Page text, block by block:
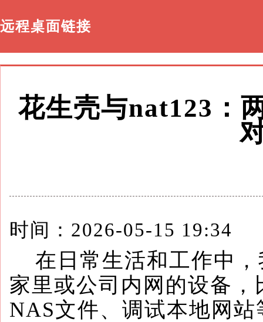
远程桌面链接
花生壳与nat123：
时间：2026-05-15 19:34
在日常生活和工作中，
家里或公司内网的设备
NAS文件、调试本地网